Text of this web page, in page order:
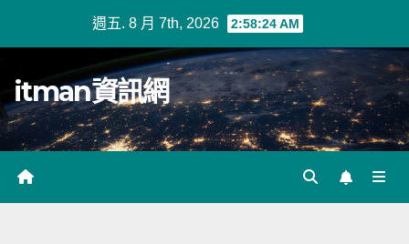
週五. 8 月 7th, 2026 2:58:25 AM
itman資訊網